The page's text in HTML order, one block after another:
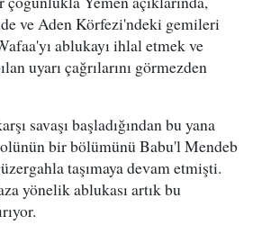
ve Aden Körfezi'ndeki gemileri
ablukayı ihlal etmek ve
uyarı çağrılarını görmezden
savaşı başladığından bu yana
bir bölümünü Babu'l Mendeb
taşımaya devam etmişti.
yönelik ablukası artık bu